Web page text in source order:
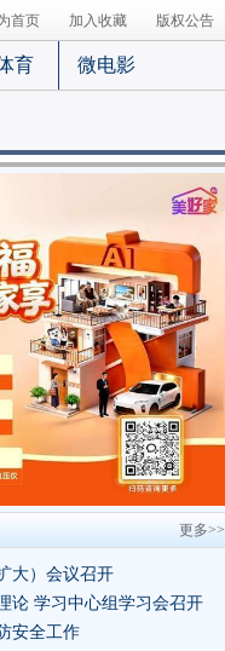
首页 加入收藏 版权公告
育 微电影
更多>>
大）会议召开
论 学习中心组学习会召开
安全工作